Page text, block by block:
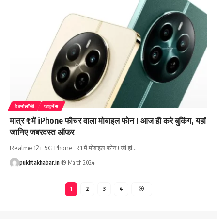
टेक्नोलॉजी फाइनेंस
मात्र ₹1 में iPhone फीचर वाला मोबाइल फोन ! आज ही करे बुकिंग, यहां
जानिए जबरदस्त ऑफर
Realme 12+ 5G Phone : ₹1 में मोबाइल फोन ! जी हां…
pukhtakhabar.in 19 March 2024
1 2 3 4